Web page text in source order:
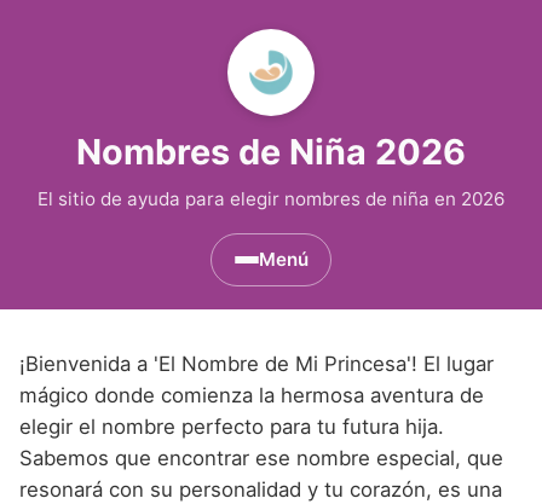
Nombres de Niña 2026
El sitio de ayuda para elegir nombres de niña en 2026
Menú
Nombres de Niña que empiezan por A
Nombres de Niña que empiezan por B
Nombres de Niña que empiezan por C
Nombres de Niña Históricos ▾
Nombres de Niña de Origen Biblico
Nombres de Niña Celtas
Nombres de Niña Extranjeros ▾
Nombres de Niña Alemanes
Nombres de Regiones de España ▾
¡Bienvenida a 'El Nombre de Mi Princesa'! El lugar
mágico donde comienza la hermosa aventura de
elegir el nombre perfecto para tu futura hija.
Sabemos que encontrar ese nombre especial, que
resonará con su personalidad y tu corazón, es una